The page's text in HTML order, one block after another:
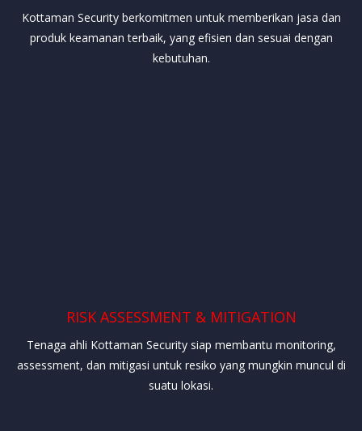
Kottaman Security berkomitmen untuk memberikan jasa dan
produk keamanan terbaik, yang efisien dan sesuai dengan
kebutuhan.
RISK ASSESSMENT & MITIGATION
Tenaga ahli Kottaman Security siap membantu monitoring,
assessment, dan mitigasi untuk resiko yang mungkin muncul di
suatu lokasi.